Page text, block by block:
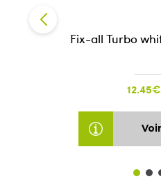
Fix-all Turbo